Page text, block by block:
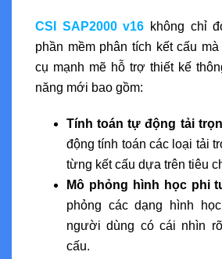
CSI SAP2000 v16 không chỉ
phần mềm phân tích kết cấu
cụ mạnh mẽ hỗ trợ thiết kế
năng mới bao gồm:
Tính toán tự động tải
động tính toán các loại tải
từng kết cấu dựa trên tiêu
Mô phỏng hình học phi
phỏng các dạng hình
người dùng có cái nhìn
cấu.